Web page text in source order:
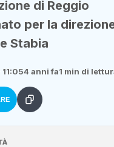
di Reggio
per la
Stabia
4 anni fa1 min di